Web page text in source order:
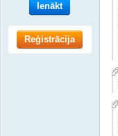
Ienākt
Reģistrācija